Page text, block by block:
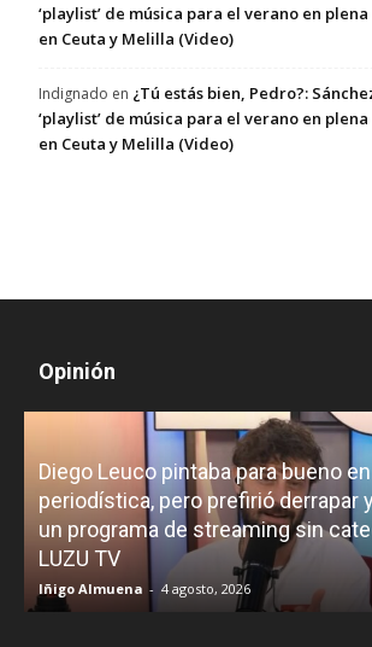
‘playlist’ de música para el verano en
en Ceuta y Melilla (Video)
Indignado en ¿Tú estás bien, Pedro?:
‘playlist’ de música para el verano en
en Ceuta y Melilla (Video)
Opinión
Diego Leuco pintaba para bueno
periodística, pero prefirió derrapar
un programa de streaming sin
LUZU TV
Iñigo Almuena - 4 agosto, 2026